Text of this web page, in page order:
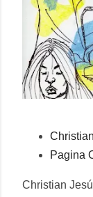
Pagina
Christian